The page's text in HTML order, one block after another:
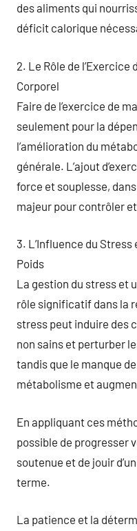
des aliments qui
déficit calorique
2. Le Rôle de
Corporel
Faire de l’exercice de
seulement pour la
l’amélioration du
générale. L’ajout
force et souplesse,
majeur pour contrôler
3. L’Influence du
Poids
La gestion du stress et
rôle significatif dans la
stress peut induire des
non sains et perturber
tandis que le manque
métabolisme et
En appliquant ces
possible de progresser
soutenue et de jouir
terme.
La patience et la